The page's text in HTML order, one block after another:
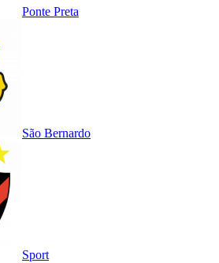
Ponte Preta
São Bernardo
Sport